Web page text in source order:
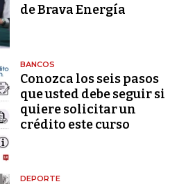
de Brava Energía
BANCOS
Conozca los seis pasos
que usted debe seguir si
quiere solicitar un
crédito este curso
DEPORTE